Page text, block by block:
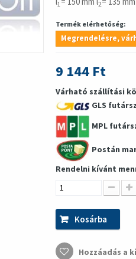
1 2
Termék elérhetőség:
Megrendelésre,
9 144 Ft
Várható szállítási
GLS
MPL
Postán
Rendelni kívánt
Kosárba
Hozzáadás a